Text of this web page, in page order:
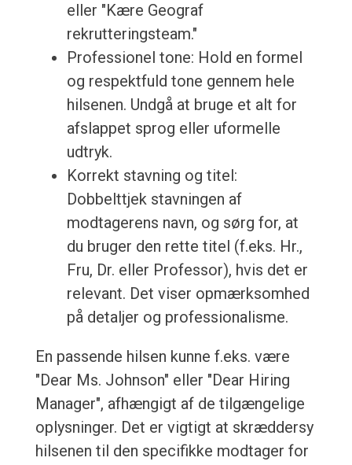
eller "Kære Geograf
rekrutteringsteam."
Professionel tone: Hold en formel
og respektfuld tone gennem hele
hilsenen. Undgå at bruge et alt for
afslappet sprog eller uformelle
udtryk.
Korrekt stavning og titel:
Dobbelttjek stavningen af
modtagerens navn, og sørg for, at
du bruger den rette titel (f.eks. Hr.,
Fru, Dr. eller Professor), hvis det er
relevant. Det viser opmærksomhed
på detaljer og professionalisme.
En passende hilsen kunne f.eks. være
"Dear Ms. Johnson" eller "Dear Hiring
Manager", afhængigt af de tilgængelige
oplysninger. Det er vigtigt at skræddersy
hilsenen til den specifikke modtager for